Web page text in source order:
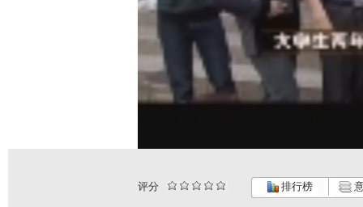
评分 排行榜